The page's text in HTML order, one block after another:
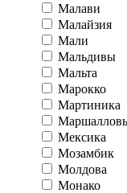
Малави
Малайзия
Мали
Мальдивы
Мальта
Марокко
Мартиника
Мексика
Мозамбик
Молдова
Монако